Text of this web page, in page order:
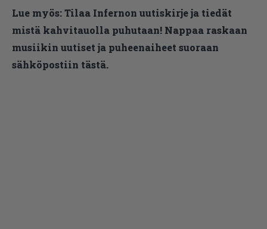
Lue myös:Tilaa Infernon uutiskirje ja tiedät
mistä kahvitauolla puhutaan! Nappaa raskaan
musiikin uutiset ja puheenaiheet suoraan
sähköpostiin tästä.